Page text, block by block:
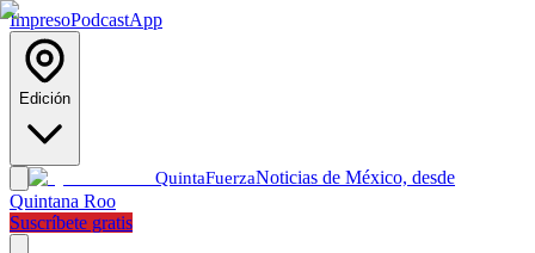
ImpresoPodcastApp
Edición
QuintaFuerzaNoticias de México, desde
Quintana Roo
Suscríbete gratis